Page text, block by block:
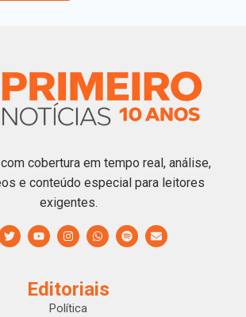
cobertura em tempo real, análise,
e conteúdo especial para leitores
exigentes.
Editoriais
Política